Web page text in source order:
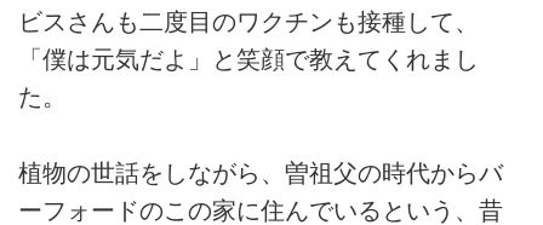
ビスさんも二度目のワクチンも接種して、
「僕は元気だよ」と笑顔で教えてくれまし
た。
植物の世話をしながら、曽祖父の時代からバ
ーフォードのこの家に住んでいるという、昔